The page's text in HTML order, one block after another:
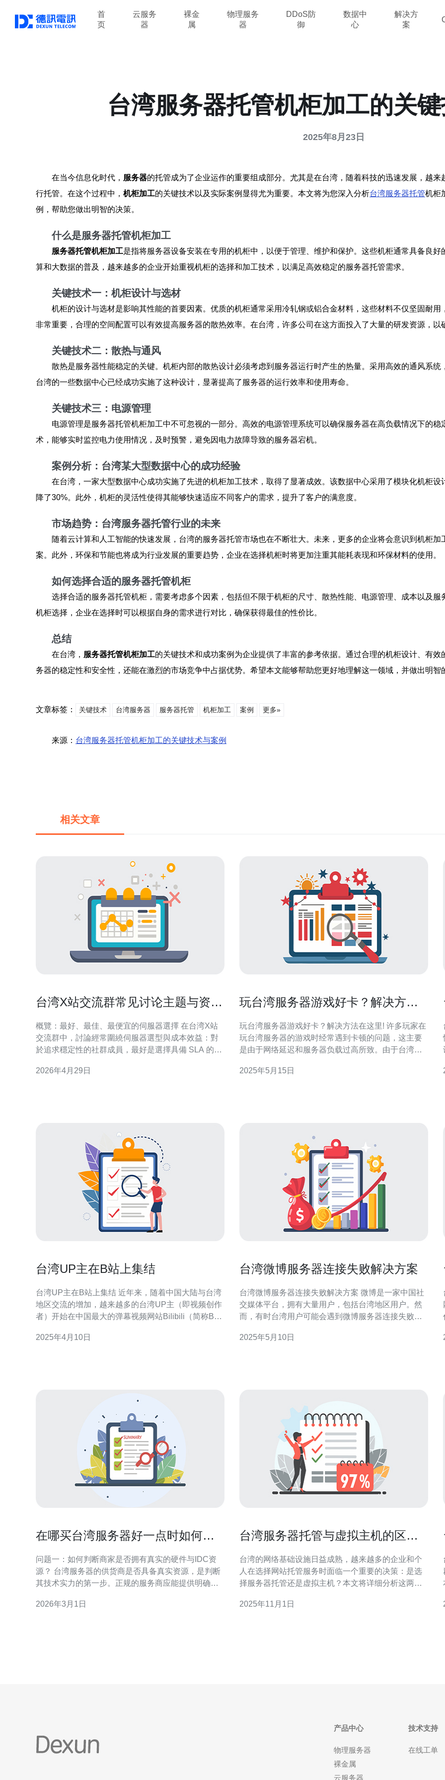
首
页
云服务
器
裸金
属
物理服务
器
DDoS防
御
数据中
心
解决方
案
台湾服务器托管机柜加工的关
2025年8月23日
在当今信息化时代， 服务器的托管成为了企业运作的重要组成部分。尤其是在台湾，随着科技的迅速发展，越
行托管。在这个过程中， 机柜加工的关键技术以及实际案例显得尤为重要。本文将为您深入分析台湾服务器托管机柜
例，帮助您做出明智的决策。
什么是服务器托管机柜加工
服务器托管机柜加工是指将服务器设备安装在专用的机柜中，以便于管理、维护和保护。这些机柜通常具备良
算和大数据的普及，越来越多的企业开始重视机柜的选择和加工技术，以满足高效稳定的服务器托管需求。
关键技术一：机柜设计与选材
机柜的设计与选材是影响其性能的首要因素。优质的机柜通常采用冷轧钢或铝合金材料，这些材料不仅坚固耐
非常重要，合理的空间配置可以有效提高服务器的散热效率。在台湾，许多公司在这方面投入了大量的研发资源，
关键技术二：散热与通风
散热是服务器性能稳定的关键。机柜内部的散热设计必须考虑到服务器运行时产生的热量。采用高效的通风系
台湾的一些数据中心已经成功实施了这种设计，显著提高了服务器的运行效率和使用寿命。
关键技术三：电源管理
电源管理是服务器托管机柜加工中不可忽视的一部分。高效的电源管理系统可以确保服务器在高负载情况下的
术，能够实时监控电力使用情况，及时预警，避免因电力故障导致的服务器宕机。
案例分析：台湾某大型数据中心的成功经验
在台湾，一家大型数据中心成功实施了先进的机柜加工技术，取得了显著成效。该数据中心采用了模块化机柜
降了30%。此外，机柜的灵活性使得其能够快速适应不同客户的需求，提升了客户的满意度。
市场趋势：台湾服务器托管行业的未来
随着云计算和人工智能的快速发展，台湾的服务器托管市场也在不断壮大。未来，更多的企业将会意识到 机柜加
案。此外，环保和节能也将成为行业发展的重要趋势，企业在选择机柜时将更加注重其能耗表现和环保材料的使用。
如何选择合适的服务器托管机柜
选择合适的服务器托管机柜，需要考虑多个因素，包括但不限于机柜的尺寸、散热性能、电源管理、成本以及
机柜选择，企业在选择时可以根据自身的需求进行对比，确保获得最佳的性价比。
总结
在台湾， 服务器托管机柜加工的关键技术和成功案例为企业提供了丰富的参考依据。通过合理的机柜设计、有
务器的稳定性和安全性，还能在激烈的市场竞争中占据优势。希望本文能够帮助您更好地理解这一领域，并做出明智
文章标签： 关键技术 台湾服务器 服务器托管 机柜加工 案例 更多»
来源： 台湾服务器托管机柜加工的关键技术与案例
相关文章
台湾X站交流群常见讨论主题与资源
概覽：最好、最佳、最便宜的伺服器選擇 在台湾X站
交流群中，討論經常圍繞伺服器選型與成本效益：對
於追求穩定性的社群成員，最好是選擇具備 SLA 的雲
為具備彈性擴充的 VPS 搭配物件存儲；而要控制預
2026年4月29日
玩台湾服务器游戏好卡？解决方法
玩台湾服务器游戏好卡？解决方法在这里! 许多玩家在
玩台湾服务器的游戏时经常遇到卡顿的问题，这主要
是由于网络延迟和服务器负载过高所致。由于台湾服
个网络节点，导致延迟增加，从而引起游戏卡顿。 以
2025年5月15日
台湾UP主在B站上集结
台湾UP主在B站上集结 近年来，随着中国大陆与台湾
地区交流的增加，越来越多的台湾UP主（即视频创作
者）开始在中国最大的弹幕视频网站Bilibili（简称B
湾UP主的加入。 一方面，B站作为中国最大的弹幕视
2025年4月10日
台湾微博服务器连接失败解决方案
台湾微博服务器连接失败解决方案 微博是一家中国社
交媒体平台，拥有大量用户，包括台湾地区用户。然
而，有时台湾用户可能会遇到微博服务器连接失败的
种原因引起，包括网络问题、服务器故障、应用程序
2025年5月10日
在哪买台湾服务器好一点时如何判
问题一：如何判断商家是否拥有真实的硬件与IDC资
源？ 台湾服务器的供货商是否具备真实资源，是判断
其技术实力的第一步。正规的服务商应能提供明确的
源证明 要求商家展示实际的机房照片、机柜清单、带
2026年3月1日
台湾服务器托管与虚拟主机的区别
台湾的网络基础设施日益成熟，越来越多的企业和个
人在选择网站托管服务时面临一个重要的决策：是选
择服务器托管还是虚拟主机？本文将详细分析这两者
做出明智的选择。 1. 什么是服务器托管？ 服务器托管
2025年11月1日
产品中心
物理服务器
裸金属
云服务器
技术支持
在线工单